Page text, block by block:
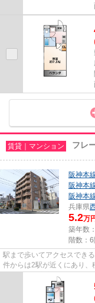
賃貸｜マンション フレ
阪神本
阪神本
阪神本
兵庫県
5.2万
築年数
階数：6
駅まで歩いてアクセスでき
件からは2駅が近くにあり
す！設備が充実したマンショ